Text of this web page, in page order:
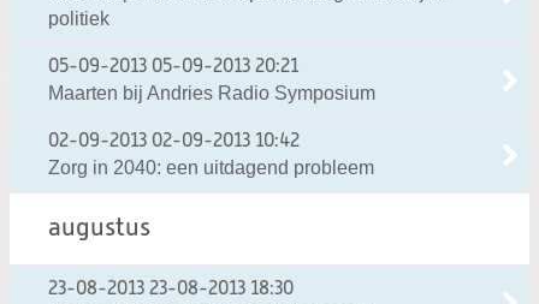
politiek
05-09-2013 05-09-2013 20:21
Maarten bij Andries Radio Symposium
02-09-2013 02-09-2013 10:42
Zorg in 2040: een uitdagend probleem
augustus
23-08-2013 23-08-2013 18:30